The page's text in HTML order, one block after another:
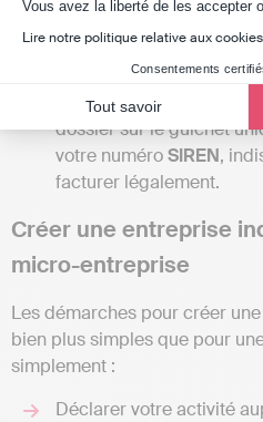
Vous avez la liberté de les accepter
Lire notre politique relative aux cookies
Consentements
Tout savoir
et permet d’informer
votre société ;
Immatriculer votre société
dossier sur le guichet
votre numéroSIREN,
facturer légalement.
Créer une entreprise
micro-entreprise
Les démarches pour créer
bien plus simples que pour
simplement :
Déclarer votre activité